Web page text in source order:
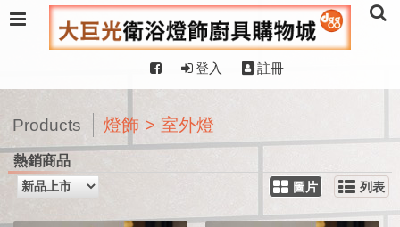
登入 註冊
Products 燈飾 > 室外燈
熱銷商品
圖片 列表